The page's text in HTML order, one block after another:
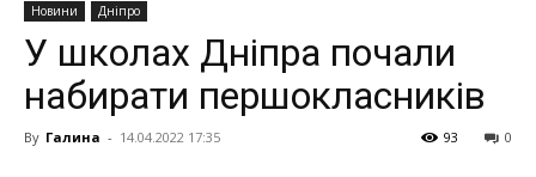
Новини Дніпро
У школах Дніпра почали
набирати першокласників
By Галина - 14.04.2022 17:35 0
93